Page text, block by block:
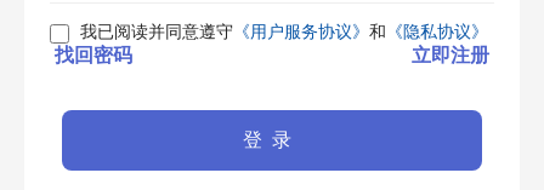
我已阅读并同意遵守《用户服务协议》 和 《隐私协议》
找回密码 立即注册
登录